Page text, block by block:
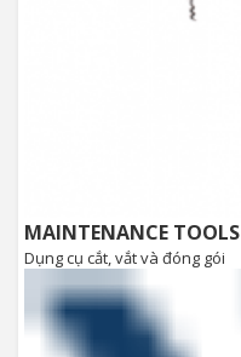
MAINTENANCE TOOLS
Dụng cụ cắt, vắt và đóng gói